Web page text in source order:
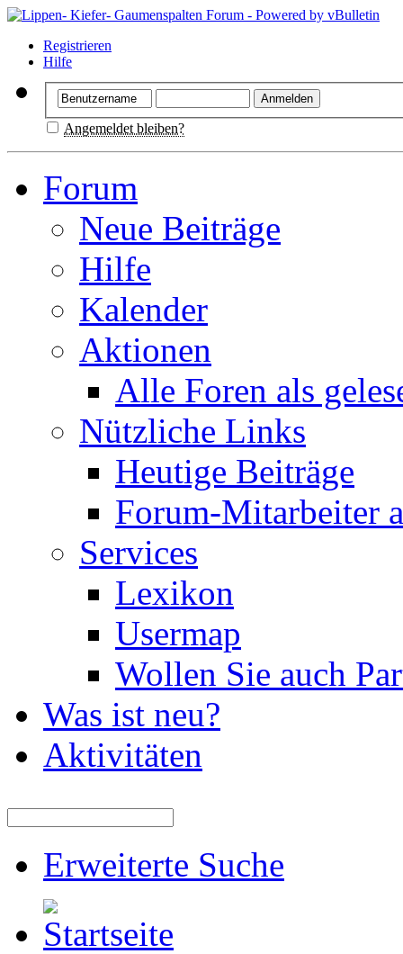
Registrieren
Hilfe
Angemeldet bleiben?
Forum
Neue Beiträge
Hilfe
Kalender
Aktionen
Alle Foren als
Nützliche Links
Heutige Beiträge
Forum-Mitarbeiter
Services
Lexikon
Usermap
Wollen Sie auch
Was ist neu?
Aktivitäten
Erweiterte Suche